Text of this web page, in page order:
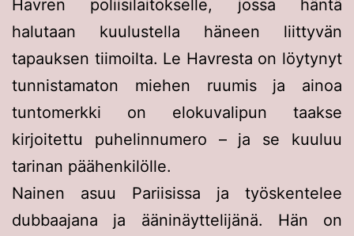
Havren poliisilaitokselle, jossa häntä
halutaan kuulustella häneen liittyvän
tapauksen tiimoilta. Le Havresta on löytynyt
tunnistamaton miehen ruumis ja ainoa
tuntomerkki on elokuvalipun taakse
kirjoitettu puhelinnumero – ja se kuuluu
tarinan päähenkilölle.
Nainen asuu Pariisissa ja työskentelee
dubbaajana ja ääninäyttelijänä. Hän on